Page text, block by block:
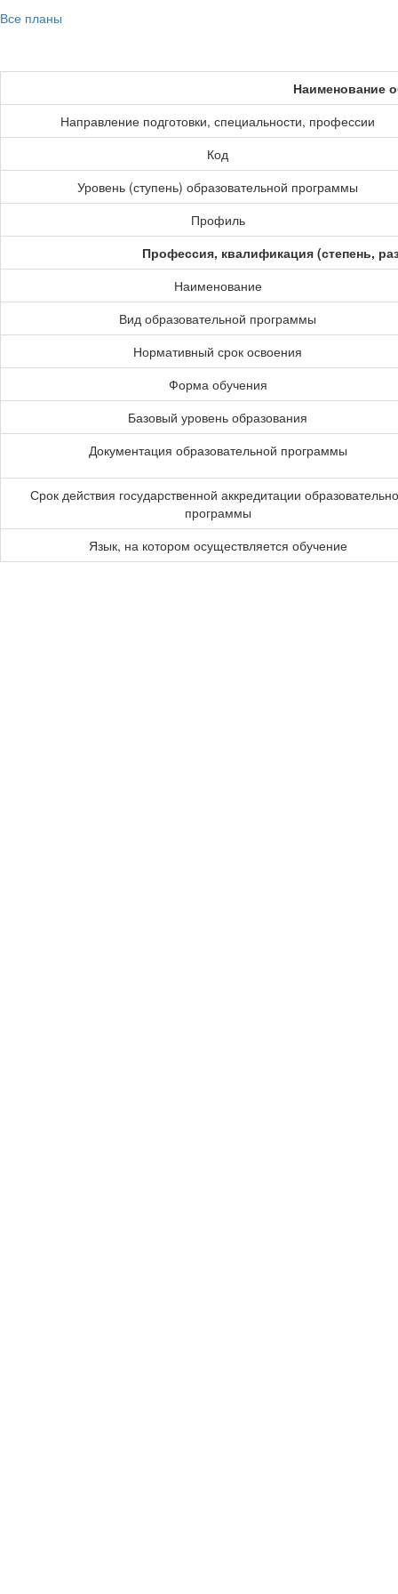
Все планы
Наименование
Направление подготовки, специальности, профессии
Код
Уровень (ступень) образовательной программы
Профиль
Профессия, квалификация (степень,
Наименование
Вид образовательной программы
Нормативный срок освоения
Форма обучения
Базовый уровень образования
Документация образовательной программы
Срок действия государственной аккредитации
программы
Язык, на котором осуществляется обучение